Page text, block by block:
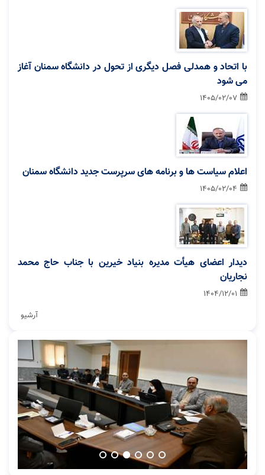
با اتحاد و همدلی فصل دیگری از تحول در دانشگاه سمنان آغاز
می شود
1405/02/07
اعلام سیاست ها و برنامه های سرپرست جدید دانشگاه سمنان
1405/02/04
دیدار اعضای هیأت مدیره بنیاد خیرین با جناب حاج محمد
نجاریان
1404/12/01
آرشیو